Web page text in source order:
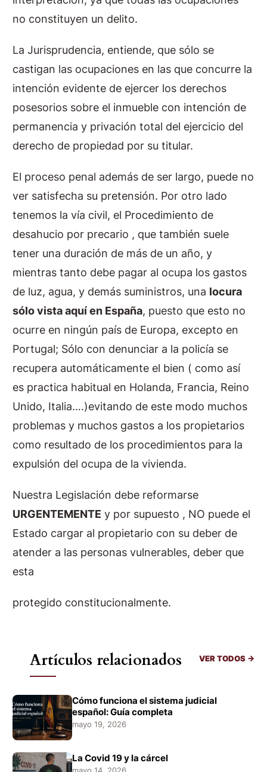
no constituyen un delito.
La Jurisprudencia, entiende, que sólo se
castigan las ocupaciones en las que concurre la
intención evidente de ejercer los derechos
posesorios sobre el inmueble con intención de
permanencia y privación total del ejercicio del
derecho de propiedad por su titular.
El proceso penal además de ser largo, puede no
ver satisfecha su pretensión. Por otro lado
tenemos la vía civil, el Procedimiento de
desahucio por precario , que también suele
tener una duración de más de un año, y
mientras tanto debe pagar al ocupa los gastos
de luz, agua, y demás suministros, una locura
sólo vista aquí en España, puesto que esto no
ocurre en ningún país de Europa, excepto en
Portugal; Sólo con denunciar a la policía se
recupera automáticamente el bien ( como así
es practica habitual en Holanda, Francia, Reino
Unido, Italia….)evitando de este modo muchos
problemas y muchos gastos a los propietarios
como resultado de los procedimientos para la
expulsión del ocupa de la vivienda.
Nuestra Legislación debe reformarse
URGENTEMENTE y por supuesto , NO puede el
Estado cargar al propietario con su deber de
atender a las personas vulnerables, deber que
esta
protegido constitucionalmente.
Artículos relacionados VER TODOS →
Cómo funciona el sistema judicial
español: Guía completa
mayo 19, 2026
La Covid 19 y la cárcel